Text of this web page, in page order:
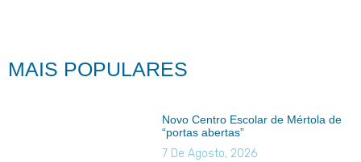
MAIS POPULARES
Novo Centro Escolar de Mértola de
“portas abertas”
7 De Agosto, 2026